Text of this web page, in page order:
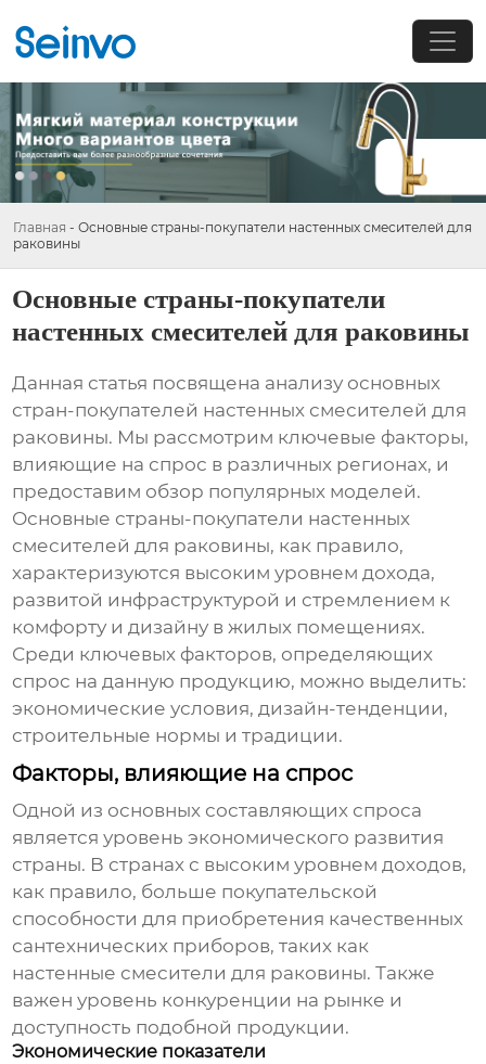
Главная - Основные страны-покупатели настенных смесителей для
раковины
Основные страны-покупатели
настенных смесителей для раковины
Данная статья посвящена анализу основных
стран-покупателей настенных смесителей для
раковины. Мы рассмотрим ключевые факторы,
влияющие на спрос в различных регионах, и
предоставим обзор популярных моделей.
Основные страны-покупатели настенных
смесителей для раковины, как правило,
характеризуются высоким уровнем дохода,
развитой инфраструктурой и стремлением к
комфорту и дизайну в жилых помещениях.
Среди ключевых факторов, определяющих
спрос на данную продукцию, можно выделить:
экономические условия, дизайн-тенденции,
строительные нормы и традиции.
Факторы, влияющие на спрос
Одной из основных составляющих спроса
является уровень экономического развития
страны. В странах с высоким уровнем доходов,
как правило, больше покупательской
способности для приобретения качественных
сантехнических приборов, таких как
настенные смесители для раковины. Также
важен уровень конкуренции на рынке и
доступность подобной продукции.
Экономические показатели